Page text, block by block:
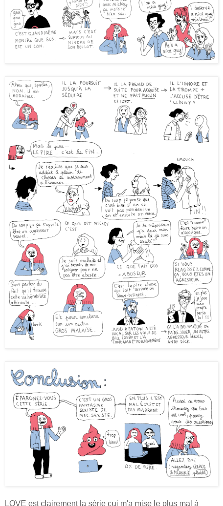
LOVE est clairement la série qui m'a mise le plus mal à